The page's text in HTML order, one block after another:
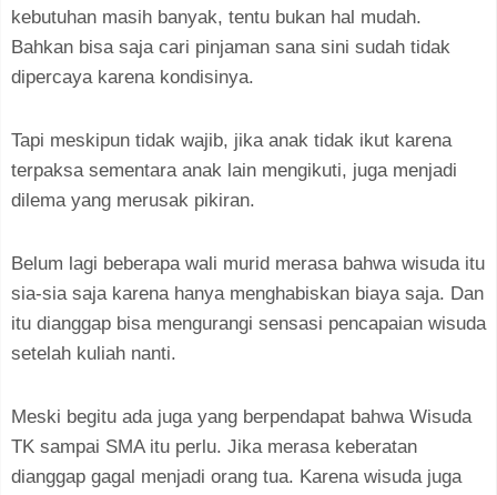
kebutuhan masih banyak, tentu bukan hal mudah.
Bahkan bisa saja cari pinjaman sana sini sudah tidak
dipercaya karena kondisinya.
Tapi meskipun tidak wajib, jika anak tidak ikut karena
terpaksa sementara anak lain mengikuti, juga menjadi
dilema yang merusak pikiran.
Belum lagi beberapa wali murid merasa bahwa wisuda itu
sia-sia saja karena hanya menghabiskan biaya saja. Dan
itu dianggap bisa mengurangi sensasi pencapaian wisuda
setelah kuliah nanti.
Meski begitu ada juga yang berpendapat bahwa Wisuda
TK sampai SMA itu perlu. Jika merasa keberatan
dianggap gagal menjadi orang tua. Karena wisuda juga